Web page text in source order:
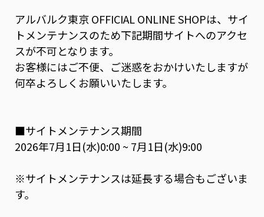
アルバルク東京 OFFICIAL ONLINE SHOPは、サイ
トメンテナンスのため下記期間サイトへのアクセ
スが不可となります。
お客様にはご不便、ご迷惑をおかけいたしますが
何卒よろしくお願いいたします。
■サイトメンテナンス期間
2026年7月1日(水)0:00 ~ 7月1日(水)9:00
※サイトメンテナンスは延長する場合もございま
す。